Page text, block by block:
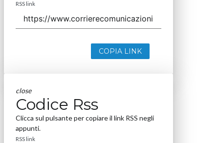
RSS link
COPIA LINK
close
Codice Rss
Clicca sul pulsante per copiare il link RSS negli
appunti.
RSS link